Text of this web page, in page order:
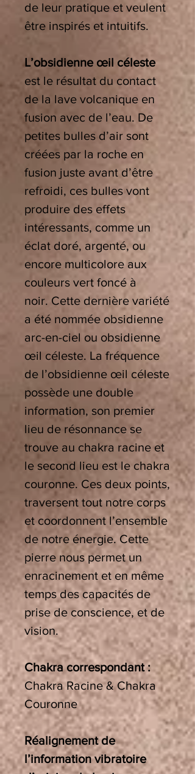
de leur pratique et veulent
être inspirés et intuitifs.
L’obsidienne œil céleste
est le résultat du contact
de la lave volcanique en
fusion avec de l’eau. De
petites bulles d’air sont
créées par la roche en
fusion juste avant d’être
refroidi, ces bulles vont
produire des effets
intéressants, comme un
éclat doré, argenté, ou
encore multicolore aux
couleurs vert foncé à
noir. Cette dernière variété
a été nommée obsidienne
arc-en-ciel ou obsidienne
œil céleste. La fréquence
de l’obsidienne œil céleste
possède une double
information, son premier
lieu de résonnance se
trouve au chakra racine et
le second lieu est le chakra
couronne. Ces deux points,
traversent tout notre corps
et coordonnent l’ensemble
de notre énergie. Cette
pierre nous permet un
enracinement et en même
temps des capacités de
prise de conscience, et de
vision.
Chakra correspondant :
Chakra Racine & Chakra
Couronne
Réalignement de
l’information vibratoire